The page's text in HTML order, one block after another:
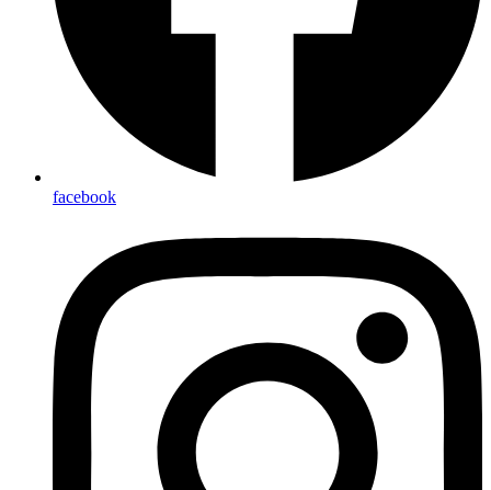
facebook